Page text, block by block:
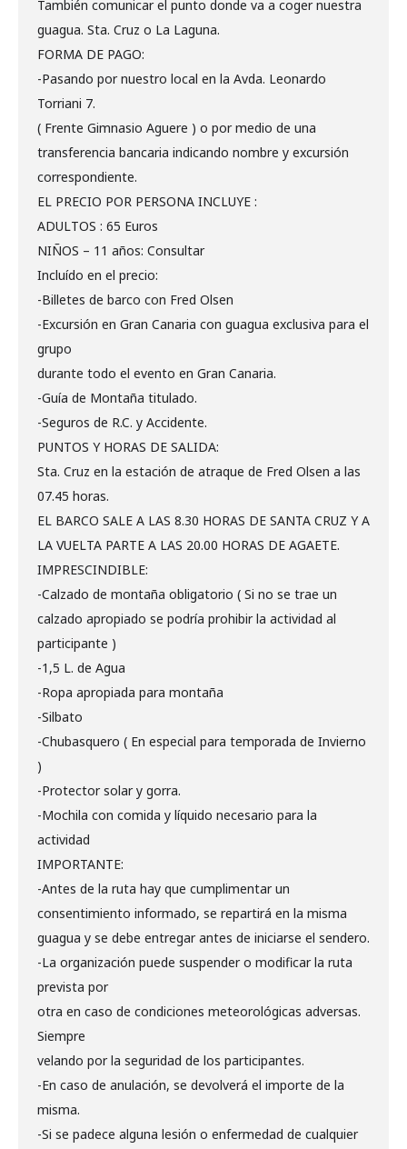
También comunicar el punto donde va a coger nuestra
guagua. Sta. Cruz o La Laguna.
FORMA DE PAGO:
-Pasando por nuestro local en la Avda. Leonardo
Torriani 7.
( Frente Gimnasio Aguere ) o por medio de una
transferencia bancaria indicando nombre y excursión
correspondiente.
EL PRECIO POR PERSONA INCLUYE :
ADULTOS : 65 Euros
NIÑOS – 11 años: Consultar
Incluído en el precio:
-Billetes de barco con Fred Olsen
-Excursión en Gran Canaria con guagua exclusiva para el
grupo
durante todo el evento en Gran Canaria.
-Guía de Montaña titulado.
-Seguros de R.C. y Accidente.
PUNTOS Y HORAS DE SALIDA:
Sta. Cruz en la estación de atraque de Fred Olsen a las
07.45 horas.
EL BARCO SALE A LAS 8.30 HORAS DE SANTA CRUZ Y A
LA VUELTA PARTE A LAS 20.00 HORAS DE AGAETE.
IMPRESCINDIBLE:
-Calzado de montaña obligatorio ( Si no se trae un
calzado apropiado se podría prohibir la actividad al
participante )
-1,5 L. de Agua
-Ropa apropiada para montaña
-Silbato
-Chubasquero ( En especial para temporada de Invierno
)
-Protector solar y gorra.
-Mochila con comida y líquido necesario para la
actividad
IMPORTANTE:
-Antes de la ruta hay que cumplimentar un
consentimiento informado, se repartirá en la misma
guagua y se debe entregar antes de iniciarse el sendero.
-La organización puede suspender o modificar la ruta
prevista por
otra en caso de condiciones meteorológicas adversas.
Siempre
velando por la seguridad de los participantes.
-En caso de anulación, se devolverá el importe de la
misma.
-Si se padece alguna lesión o enfermedad de cualquier